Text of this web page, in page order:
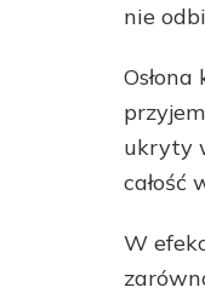
nie
ukryty
całość
W